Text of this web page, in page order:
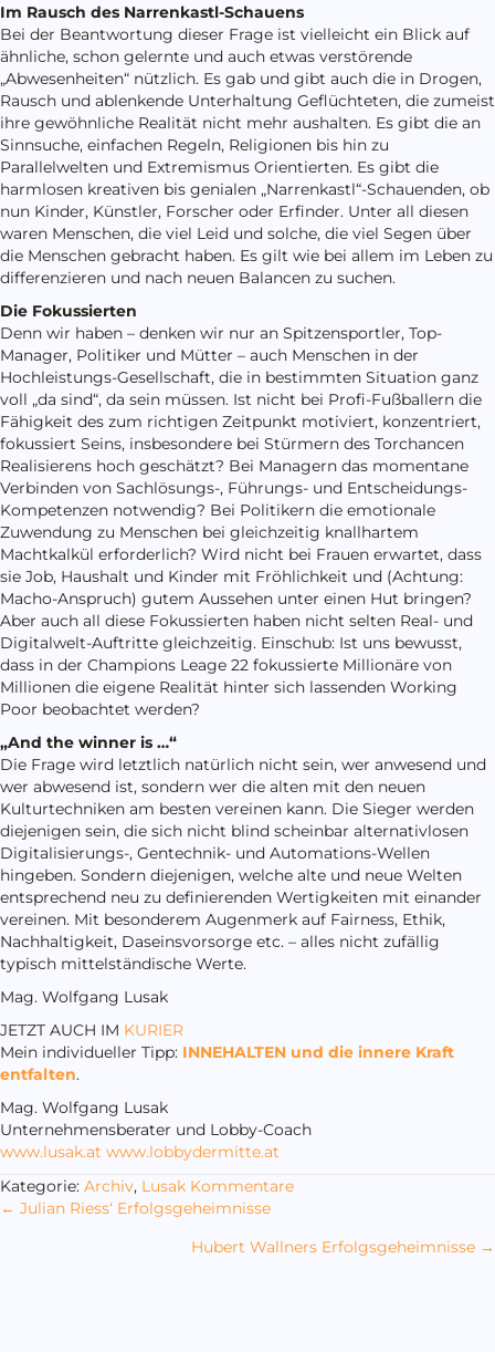
Im Rausch des Narrenkastl-Schauens
Bei der Beantwortung dieser Frage ist vielleicht ein Blick auf
ähnliche, schon gelernte und auch etwas verstörende
„Abwesenheiten“ nützlich. Es gab und gibt auch die in Drogen,
Rausch und ablenkende Unterhaltung Geflüchteten, die zumeist
ihre gewöhnliche Realität nicht mehr aushalten. Es gibt die an
Sinnsuche, einfachen Regeln, Religionen bis hin zu
Parallelwelten und Extremismus Orientierten. Es gibt die
harmlosen kreativen bis genialen „Narrenkastl“-Schauenden, ob
nun Kinder, Künstler, Forscher oder Erfinder. Unter all diesen
waren Menschen, die viel Leid und solche, die viel Segen über
die Menschen gebracht haben. Es gilt wie bei allem im Leben zu
differenzieren und nach neuen Balancen zu suchen.
Die Fokussierten
Denn wir haben – denken wir nur an Spitzensportler, Top-
Manager, Politiker und Mütter – auch Menschen in der
Hochleistungs-Gesellschaft, die in bestimmten Situation ganz
voll „da sind“, da sein müssen. Ist nicht bei Profi-Fußballern die
Fähigkeit des zum richtigen Zeitpunkt motiviert, konzentriert,
fokussiert Seins, insbesondere bei Stürmern des Torchancen
Realisierens hoch geschätzt? Bei Managern das momentane
Verbinden von Sachlösungs-, Führungs- und Entscheidungs-
Kompetenzen notwendig? Bei Politikern die emotionale
Zuwendung zu Menschen bei gleichzeitig knallhartem
Machtkalkül erforderlich? Wird nicht bei Frauen erwartet, dass
sie Job, Haushalt und Kinder mit Fröhlichkeit und (Achtung:
Macho-Anspruch) gutem Aussehen unter einen Hut bringen?
Aber auch all diese Fokussierten haben nicht selten Real- und
Digitalwelt-Auftritte gleichzeitig. Einschub: Ist uns bewusst,
dass in der Champions Leage 22 fokussierte Millionäre von
Millionen die eigene Realität hinter sich lassenden Working
Poor beobachtet werden?
„And the winner is …“
Die Frage wird letztlich natürlich nicht sein, wer anwesend und
wer abwesend ist, sondern wer die alten mit den neuen
Kulturtechniken am besten vereinen kann. Die Sieger werden
diejenigen sein, die sich nicht blind scheinbar alternativlosen
Digitalisierungs-, Gentechnik- und Automations-Wellen
hingeben. Sondern diejenigen, welche alte und neue Welten
entsprechend neu zu definierenden Wertigkeiten mit einander
vereinen. Mit besonderem Augenmerk auf Fairness, Ethik,
Nachhaltigkeit, Daseinsvorsorge etc. – alles nicht zufällig
typisch mittelständische Werte.
Mag. Wolfgang Lusak
JETZT AUCH IM KURIER
Mein individueller Tipp: INNEHALTEN und die innere Kraft
entfalten.
Mag. Wolfgang Lusak
Unternehmensberater und Lobby-Coach
www.lusak.at www.lobbydermitte.at
Kategorie: Archiv, Lusak Kommentare
Posts
← Julian Riess‘ Erfolgsgeheimnisse
Hubert Wallners Erfolgsgeheimnisse →